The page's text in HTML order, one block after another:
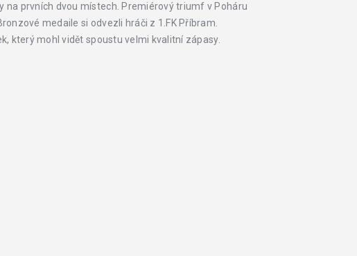
na prvních dvou místech. Premiérový triumf v Poháru
medaile si odvezli hráči z 1.FK Příbram.
který mohl vidět spoustu velmi kvalitní zápasy.